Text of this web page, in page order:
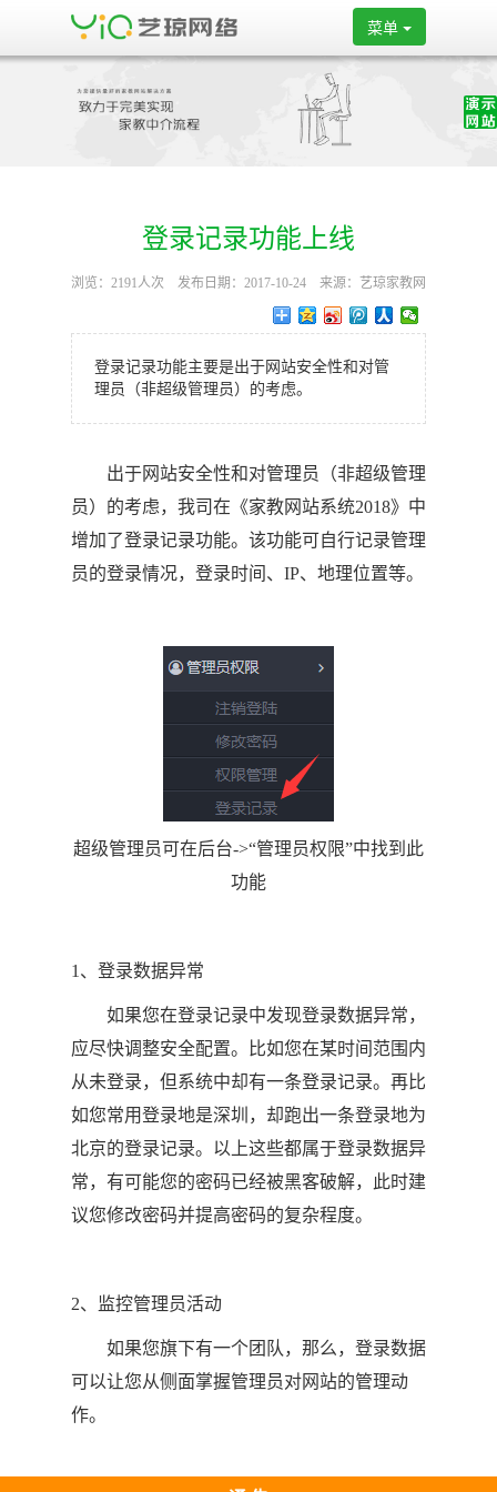
菜单
登录记录功能上线
浏览：2191人次 发布日期：2017-10-24 来源：艺琼家教网
登录记录功能主要是出于网站安全性和对管
理员（非超级管理员）的考虑。
出于网站安全性和对管理员（非超级管理
员）的考虑，我司在《家教网站系统2018》中
增加了登录记录功能。该功能可自行记录管理
员的登录情况，登录时间、IP、地理位置等。
超级管理员可在后台->“管理员权限”中找到此
功能
1、登录数据异常
如果您在登录记录中发现登录数据异常，
应尽快调整安全配置。比如您在某时间范围内
从未登录，但系统中却有一条登录记录。再比
如您常用登录地是深圳，却跑出一条登录地为
北京的登录记录。以上这些都属于登录数据异
常，有可能您的密码已经被黑客破解，此时建
议您修改密码并提高密码的复杂程度。
2、监控管理员活动
如果您旗下有一个团队，那么，登录数据
可以让您从侧面掌握管理员对网站的管理动
作。